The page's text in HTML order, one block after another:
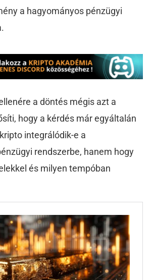
a hagyományos pénzügyi
a döntés mégis azt a
hogy a kérdés már egyáltalán
integrálódik-e a
rendszerbe, hanem hogy
és milyen tempóban